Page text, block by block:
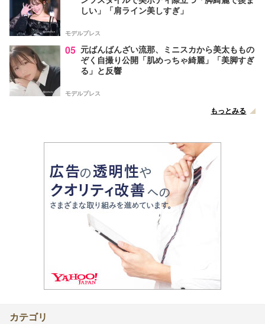
しい」「肩ライン美しすぎ」
モデルプレス
05 元ばんばんざい流那、ミニスカから美太ももの
ぞく自撮り公開「肌めっちゃ綺麗」「美脚すぎ
る」と反響
モデルプレス
もっとみる
カテゴリ